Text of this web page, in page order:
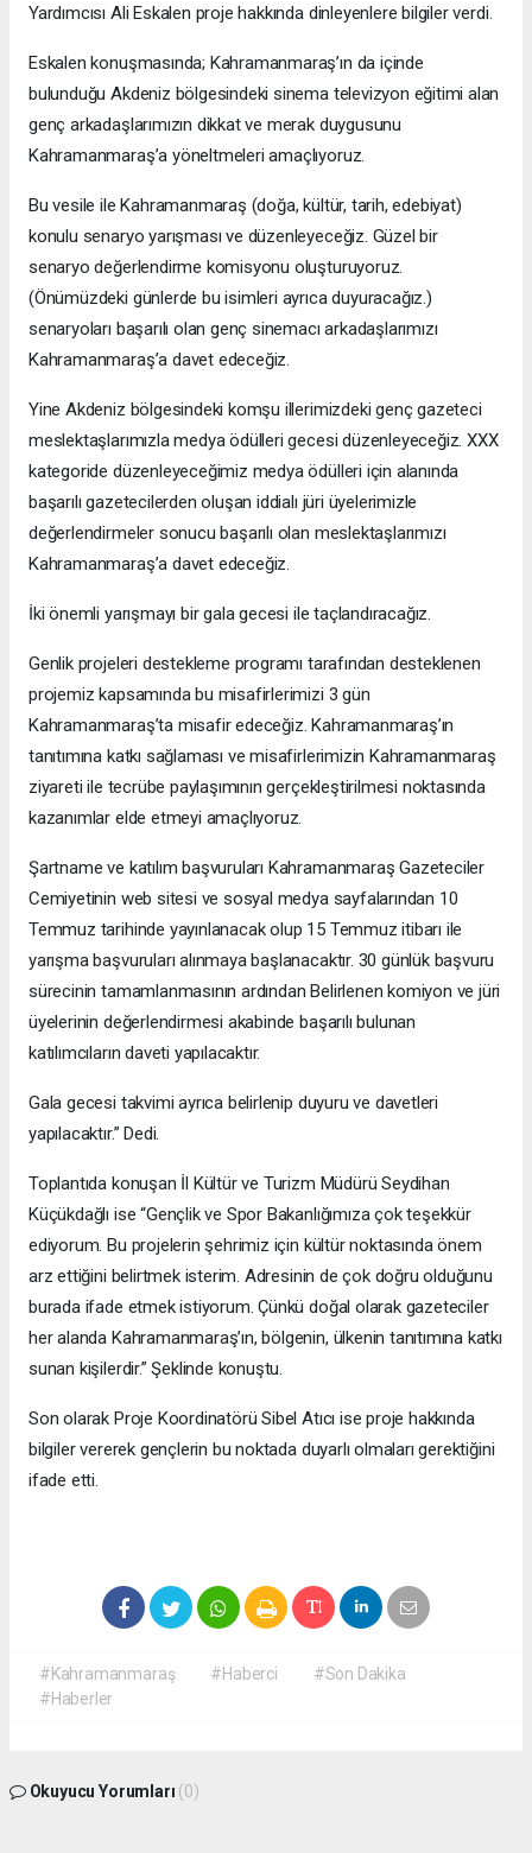
Yardımcısı Ali Eskalen proje hakkında dinleyenlere bilgiler verdi.
Eskalen konuşmasında; Kahramanmaraş’ın da içinde
bulunduğu Akdeniz bölgesindeki sinema televizyon eğitimi alan
genç arkadaşlarımızın dikkat ve merak duygusunu
Kahramanmaraş’a yöneltmeleri amaçlıyoruz.
Bu vesile ile Kahramanmaraş (doğa, kültür, tarih, edebiyat)
konulu senaryo yarışması ve düzenleyeceğiz. Güzel bir
senaryo değerlendirme komisyonu oluşturuyoruz.
(Önümüzdeki günlerde bu isimleri ayrıca duyuracağız.)
senaryoları başarılı olan genç sinemacı arkadaşlarımızı
Kahramanmaraş’a davet edeceğiz.
Yine Akdeniz bölgesindeki komşu illerimizdeki genç gazeteci
meslektaşlarımızla medya ödülleri gecesi düzenleyeceğiz. XXX
kategoride düzenleyeceğimiz medya ödülleri için alanında
başarılı gazetecilerden oluşan iddialı jüri üyelerimizle
değerlendirmeler sonucu başarılı olan meslektaşlarımızı
Kahramanmaraş’a davet edeceğiz.
İki önemli yarışmayı bir gala gecesi ile taçlandıracağız.
Genlik projeleri destekleme programı tarafından desteklenen
projemiz kapsamında bu misafirlerimizi 3 gün
Kahramanmaraş’ta misafir edeceğiz. Kahramanmaraş’ın
tanıtımına katkı sağlaması ve misafirlerimizin Kahramanmaraş
ziyareti ile tecrübe paylaşımının gerçekleştirilmesi noktasında
kazanımlar elde etmeyi amaçlıyoruz.
Şartname ve katılım başvuruları Kahramanmaraş Gazeteciler
Cemiyetinin web sitesi ve sosyal medya sayfalarından 10
Temmuz tarihinde yayınlanacak olup 15 Temmuz itibarı ile
yarışma başvuruları alınmaya başlanacaktır. 30 günlük başvuru
sürecinin tamamlanmasının ardından Belirlenen komiyon ve jüri
üyelerinin değerlendirmesi akabinde başarılı bulunan
katılımcıların daveti yapılacaktır.
Gala gecesi takvimi ayrıca belirlenip duyuru ve davetleri
yapılacaktır.” Dedi.
Toplantıda konuşan İl Kültür ve Turizm Müdürü Seydihan
Küçükdağlı ise “Gençlik ve Spor Bakanlığımıza çok teşekkür
ediyorum. Bu projelerin şehrimiz için kültür noktasında önem
arz ettiğini belirtmek isterim. Adresinin de çok doğru olduğunu
burada ifade etmek istiyorum. Çünkü doğal olarak gazeteciler
her alanda Kahramanmaraş’ın, bölgenin, ülkenin tanıtımına katkı
sunan kişilerdir.” Şeklinde konuştu.
Son olarak Proje Koordinatörü Sibel Atıcı ise proje hakkında
bilgiler vererek gençlerin bu noktada duyarlı olmaları gerektiğini
ifade etti.
#Kahramanmaraş #Haberci
#Son Dakika
#Haberler
Okuyucu Yorumları (0)